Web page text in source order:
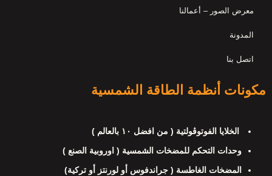
معرض الصور – أعمالنا
المدونة
اتصل بنا
مكونات أنظمة الطاقة الشمسية
الخلايا الفوتوڤولتية ( من افضل ١٠ بالعالم )
وحدات التحكم للمضخات الشمسية ( اوروبية الصنع )
المضخات الغاطسة ( جراندفوس أو لورنتز أو تركية)